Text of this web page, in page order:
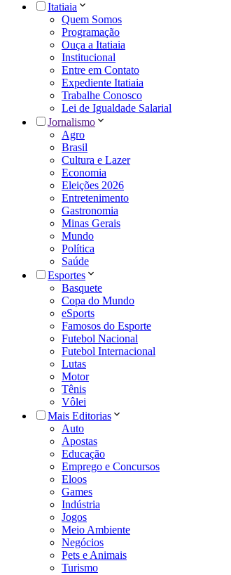
Itatiaia
Quem Somos
Programação
Ouça a Itatiaia
Institucional
Entre em Contato
Expediente Itatiaia
Trabalhe Conosco
Lei de Igualdade Salarial
Jornalismo
Agro
Brasil
Cultura e Lazer
Economia
Eleições 2026
Entretenimento
Gastronomia
Minas Gerais
Mundo
Política
Saúde
Esportes
Basquete
Copa do Mundo
eSports
Famosos do Esporte
Futebol Nacional
Futebol Internacional
Lutas
Motor
Tênis
Vôlei
Mais Editorias
Auto
Apostas
Educação
Emprego e Concursos
Eloos
Games
Indústria
Jogos
Meio Ambiente
Negócios
Pets e Animais
Turismo